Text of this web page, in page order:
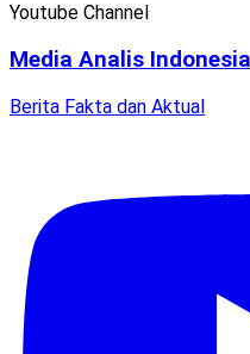
Youtube Channel
Media Analis Indonesia
Berita Fakta dan Aktual